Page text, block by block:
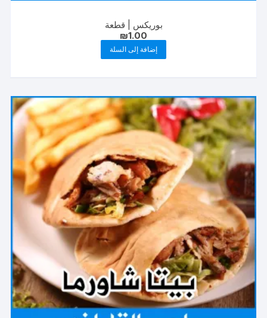
بوريكس | قطعة
₪1.00
إضافة إلى السلة